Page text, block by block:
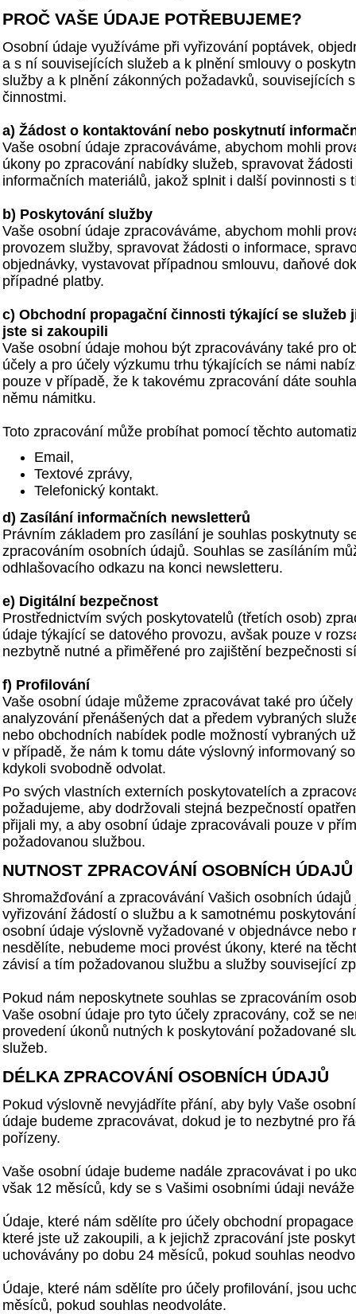
PROČ VAŠE ÚDAJE POTŘEBUJEME?
Osobní údaje využíváme při vyřizování poptávek,
a s ní souvisejících služeb a k plnění smlouvy o
služby a k plnění zákonných požadavků, souvisejících
činnostmi.
a) Žádost o kontaktování nebo poskytnutí
Vaše osobní údaje zpracováváme, abychom mohli
úkony po zpracování nabídky služeb, spravovat
informačních materiálů, jakož splnit i další povinnosti s
b) Poskytování služby
Vaše osobní údaje zpracováváme, abychom mohli
provozem služby, spravovat žádosti o informace,
objednávky, vystavovat případnou smlouvu, daňové
případné platby.
c) Obchodní propagační činnosti týkající se služeb
jste si zakoupili
Vaše osobní údaje mohou být zpracovávány také pro
účely a pro účely výzkumu trhu týkajících se námi
pouze v případě, že k takovému zpracování dáte
němu námitku.
Toto zpracování může probíhat pomocí těchto
Email,
Textové zprávy,
Telefonický kontakt.
d) Zasílání informačních newsletterů
Právním základem pro zasílání je souhlas poskytnuty
zpracováním osobních údajů. Souhlas se zasíláním
odhlašovacího odkazu na konci newsletteru.
e) Digitální bezpečnost
Prostřednictvím svých poskytovatelů (třetích osob)
údaje týkající se datového provozu, avšak pouze v
nezbytně nutné a přiměřené pro zajištění bezpečnosti
f) Profilování
Vaše osobní údaje můžeme zpracovávat také pro
analyzování přenášených dat a předem vybraných
nebo obchodních nabídek podle možností vybraných
v případě, že nám k tomu dáte výslovný informovaný
kdykoli svobodně odvolat.
Po svých vlastních externích poskytovatelích a
požadujeme, aby dodržovali stejná bezpečností
přijali my, a aby osobní údaje zpracovávali pouze v
požadovanou službou.
NUTNOST ZPRACOVÁNÍ OSOBNÍCH ÚDAJŮ
Shromažďování a zpracovávání Vašich osobních údajů
vyřizování žádostí o službu a k samotnému
osobní údaje výslovně vyžadované v objednávce nebo
nesdělíte, nebudeme moci provést úkony, které na
závisí a tím požadovanou službu a služby související
Pokud nám neposkytnete souhlas se zpracováním
Vaše osobní údaje pro tyto účely zpracovány, což se
provedení úkonů nutných k poskytování požadované
služeb.
DÉLKA ZPRACOVÁNÍ OSOBNÍCH ÚDAJŮ
Pokud výslovně nevyjádříte přání, aby byly Vaše
údaje budeme zpracovávat, dokud je to nezbytné pro
pořízeny.
Vaše osobní údaje budeme nadále zpracovávat i po
však 12 měsíců, kdy se s Vašimi osobními údaji
Údaje, které nám sdělíte pro účely obchodní
které jste už zakoupili, a k jejichž zpracování jste
uchovávány po dobu 24 měsíců, pokud souhlas
Údaje, které nám sdělíte pro účely profilování, jsou
měsíců, pokud souhlas neodvoláte.